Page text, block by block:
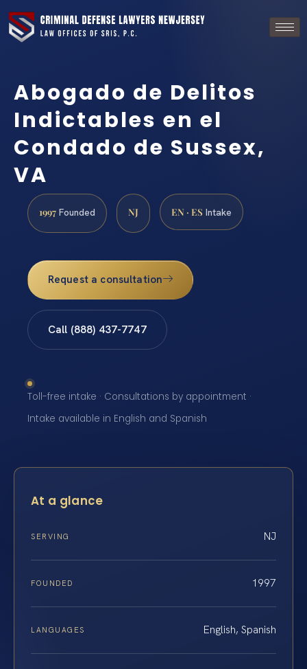
Abogado de Delitos
Indictables en el
Condado de Sussex,
VA
1997 Founded NJ EN · ES Intake
Request a consultation
Call (888) 437-7747
Toll-free intake · Consultations by appointment ·
Intake available in English and Spanish
At a glance
SERVING NJ
FOUNDED 1997
LANGUAGES English, Spanish